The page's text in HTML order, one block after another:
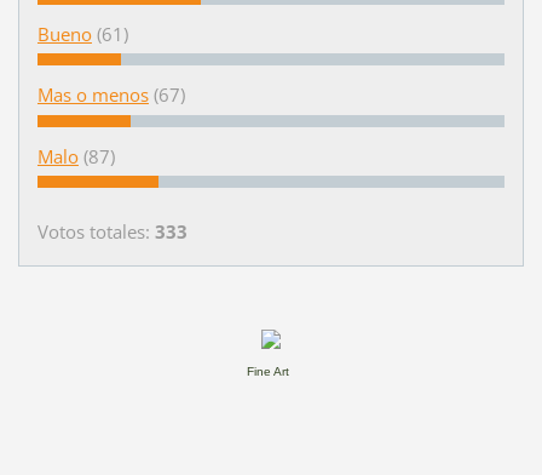
Bueno (61)
Mas o menos (67)
Malo (87)
Votos totales: 333
Fine Art